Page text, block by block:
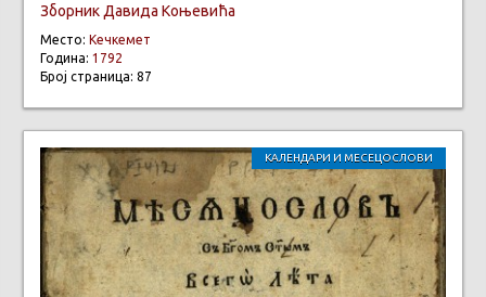
Зборник Давида Коњевића
Место: Кечкемет
Година: 1792
Број страница: 87
КАЛЕНДАРИ И МЕСЕЦОСЛОВИ